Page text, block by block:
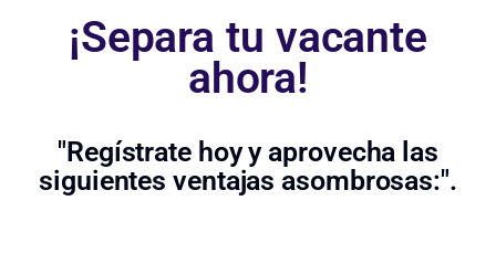
¡Separa tu vacante
ahora!
"Regístrate hoy y aprovecha las
siguientes ventajas asombrosas:".